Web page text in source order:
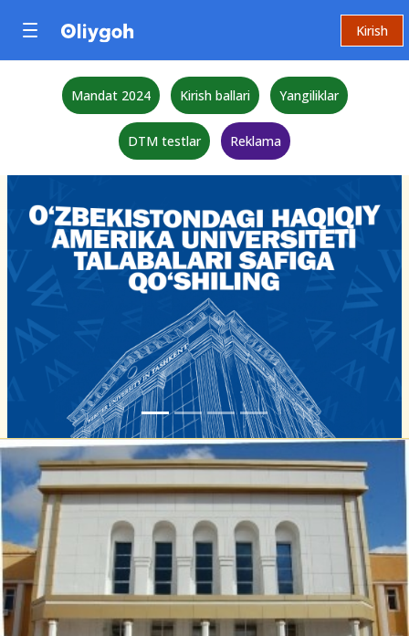
Kirish
Mandat 2024 Kirish ballari Yangiliklar
DTM testlar Reklama